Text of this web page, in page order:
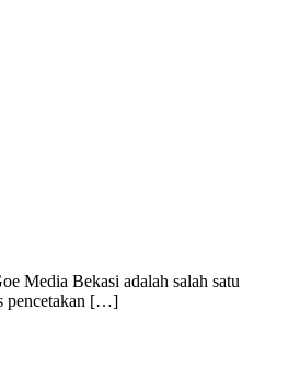
Media Bekasi adalah salah satu
pencetakan […]